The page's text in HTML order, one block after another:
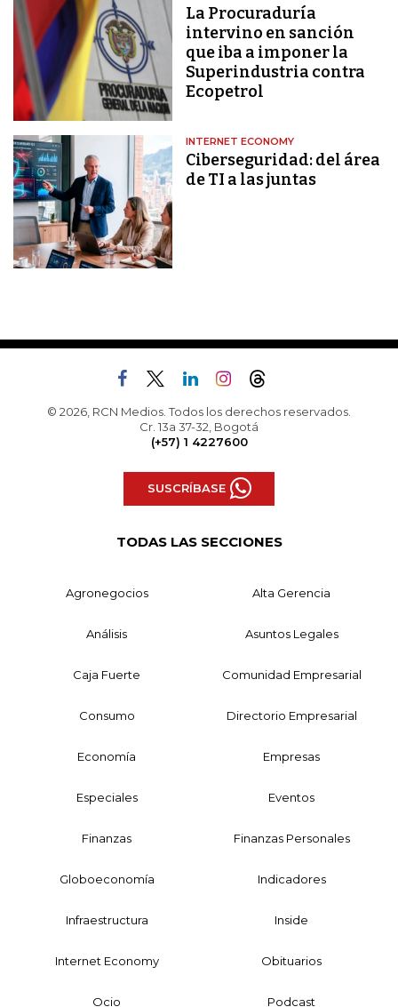
La Procuraduría
intervino en sanción
que iba a imponer la
Superindustria contra
Ecopetrol
INTERNET ECONOMY
Ciberseguridad: del área
de TI a las juntas
© 2026, RCN Medios. Todos los derechos reservados.
Cr. 13a 37-32, Bogotá
(+57) 1 4227600
SUSCRÍBASE
TODAS LAS SECCIONES
Agronegocios Alta Gerencia
Análisis Asuntos Legales
Caja Fuerte Comunidad Empresarial
Consumo Directorio Empresarial
Economía Empresas
Especiales Eventos
Finanzas Finanzas Personales
Globoeconomía Indicadores
Infraestructura Inside
Internet Economy Obituarios
Ocio Podcast